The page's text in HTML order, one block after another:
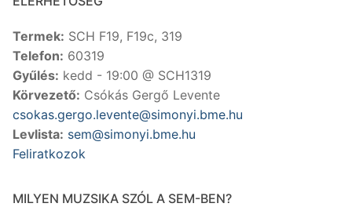
Termek: SCH F19, F19c, 319
Telefon: 60319
Gyűlés: kedd - 19:00 @ SCH1319
Körvezető: Csókás Gergő Levente
csokas.gergo.levente@simonyi.bme.hu
Levlista: sem@simonyi.bme.hu
Feliratkozok
MILYEN MUZSIKA SZÓL A SEM-BEN?